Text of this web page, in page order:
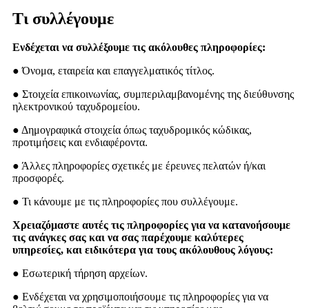
Τι συλλέγουμε
Ενδέχεται να συλλέξουμε τις ακόλουθες πληροφορίες:
● Όνομα, εταιρεία και επαγγελματικός τίτλος.
● Στοιχεία επικοινωνίας, συμπεριλαμβανομένης της διεύθυνσης
ηλεκτρονικού ταχυδρομείου.
● Δημογραφικά στοιχεία όπως ταχυδρομικός κώδικας,
προτιμήσεις και ενδιαφέροντα.
● Άλλες πληροφορίες σχετικές με έρευνες πελατών ή/και
προσφορές.
● Τι κάνουμε με τις πληροφορίες που συλλέγουμε.
Χρειαζόμαστε αυτές τις πληροφορίες για να κατανοήσουμε
τις ανάγκες σας και να σας παρέχουμε καλύτερες
υπηρεσίες, και ειδικότερα για τους ακόλουθους λόγους:
● Εσωτερική τήρηση αρχείων.
● Ενδέχεται να χρησιμοποιήσουμε τις πληροφορίες για να